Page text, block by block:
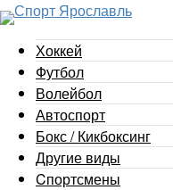
Хоккей
Футбол
Волейбол
Автоспорт
Бокс / Кикбоксинг
Другие виды
Cпортсмены